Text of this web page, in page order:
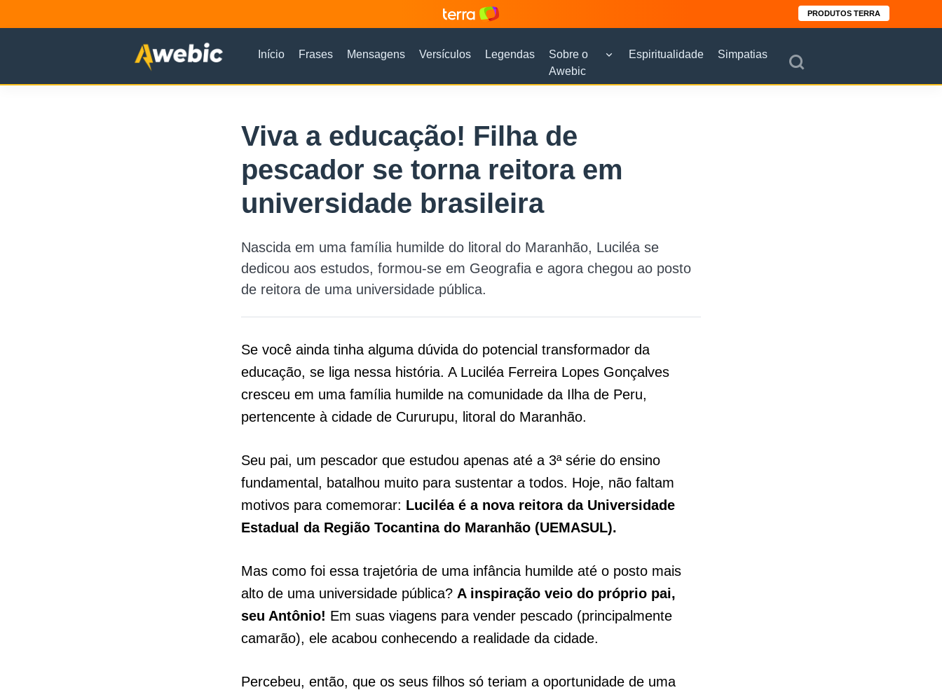
PRODUTOS TERRA
Início Frases Mensagens Versículos Legendas
Sobre o
Awebic
Espiritualidade Simpatias
Viva a educação! Filha de
pescador se torna reitora em
universidade brasileira
Nascida em uma família humilde do litoral do Maranhão, Luciléa se
dedicou aos estudos, formou-se em Geografia e agora chegou ao posto
de reitora de uma universidade pública.
Se você ainda tinha alguma dúvida do potencial transformador da
educação, se liga nessa história. A Luciléa Ferreira Lopes Gonçalves
cresceu em uma família humilde na comunidade da Ilha de Peru,
pertencente à cidade de Cururupu, litoral do Maranhão.
Seu pai, um pescador que estudou apenas até a 3ª série do ensino
fundamental, batalhou muito para sustentar a todos. Hoje, não faltam
motivos para comemorar: Luciléa é a nova reitora da Universidade
Estadual da Região Tocantina do Maranhão (UEMASUL).
Mas como foi essa trajetória de uma infância humilde até o posto mais
alto de uma universidade pública? A inspiração veio do próprio pai,
seu Antônio! Em suas viagens para vender pescado (principalmente
camarão), ele acabou conhecendo a realidade da cidade.
Percebeu, então, que os seus filhos só teriam a oportunidade de uma